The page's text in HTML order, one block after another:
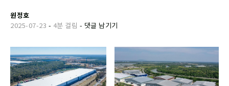
원정호
2025-07-23 - 4분 걸림 - 댓글 남기기